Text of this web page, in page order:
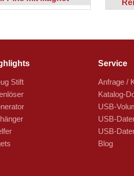
Stift
Service
Anfrage /
Katalog-
USB-
USB-
USB-
Blog